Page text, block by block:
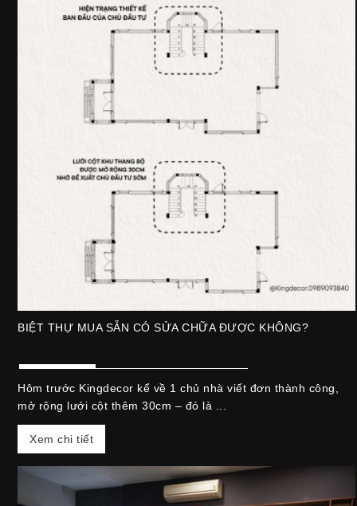
BIỆT THỰ MUA SẴN CÓ SỬA CHỮA ĐƯỢC KHÔNG?
Hôm trước Kingdecor kể về 1 chủ nhà viết đơn thành công,
mở rộng lưới cột thêm 30cm – đó là ...
Xem chi tiết